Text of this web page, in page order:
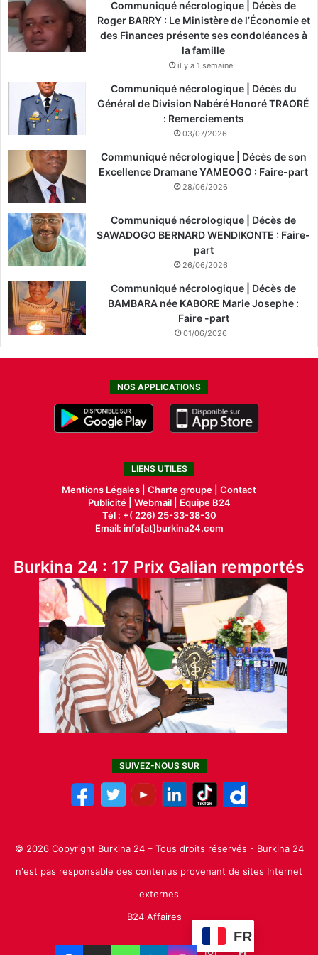
Communiqué nécrologique | Décès de
Roger BARRY : Le Ministère de l’Économie et
des Finances présente ses condoléances à
la famille
il y a 1 semaine
Communiqué nécrologique | Décès du
Général de Division Nabéré Honoré TRAORÉ
: Remerciements
03/07/2026
Communiqué nécrologique | Décès de son
Excellence Dramane YAMEOGO : Faire-part
28/06/2026
Communiqué nécrologique | Décès de
SAWADOGO BERNARD WENDIKONTE : Faire-
part
26/06/2026
Communiqué nécrologique | Décès de
BAMBARA née KABORE Marie Josephe :
Faire -part
01/06/2026
NOS APPLICATIONS
LIENS UTILES
Mentions Légales | Charte groupe | Contact
Publicité| Webmail |
Equipe B24
Tél : +( 226) 25-33-38-30
Email: info[at]burkina24.com
Burkina 24 : 17 Prix Galian remportés
SUIVEZ-NOUS SUR
© 2026 Copyright Burkina 24 – Tous droits réservés - Burkina 24
n'est pas responsable des contenus provenant de sites Internet
externes
B24 Affaires
FR